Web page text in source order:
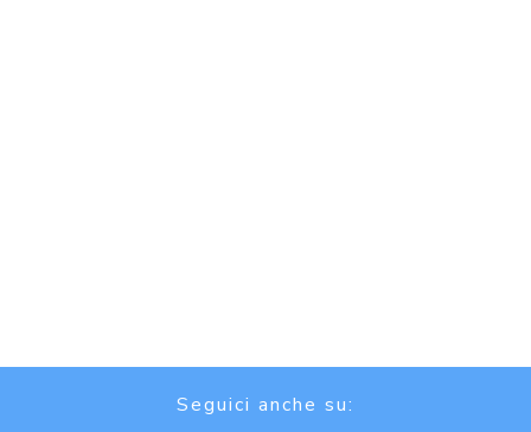
Seguici anche su: